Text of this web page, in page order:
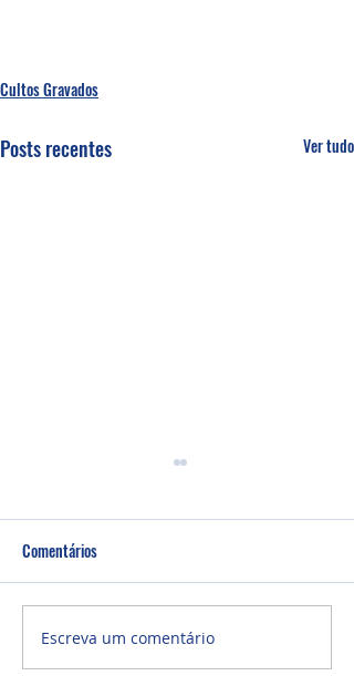
Cultos Gravados
Posts recentes Ver tudo
Comentários
Escreva um comentário